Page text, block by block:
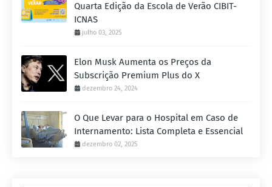
Quarta Edição da Escola de Verão CIBIT-
ICNAS
julho 03, 2025
Elon Musk Aumenta os Preços da
Subscrição Premium Plus do X
dezembro 24, 2024
O Que Levar para o Hospital em Caso de
Internamento: Lista Completa e Essencial
dezembro 02, 2025